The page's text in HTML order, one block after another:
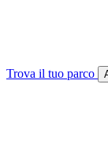
Trova il tuo parco